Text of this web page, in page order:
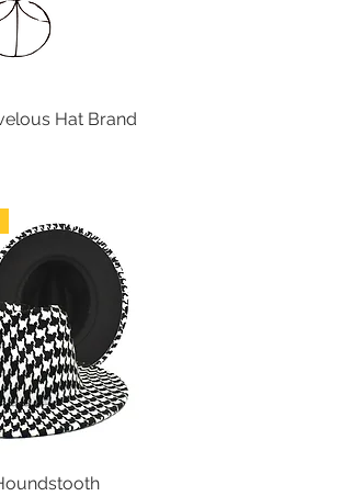
rápidaHat Brand
rápida